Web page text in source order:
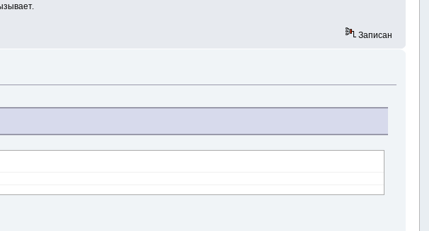
Записан